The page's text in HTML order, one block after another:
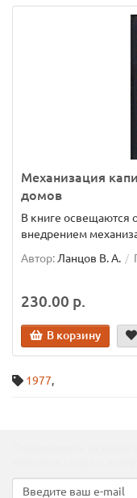
Механизация
домов
В книге освещаются
внедрением
Автор: Ланцов В. А.
230.00 р.
В корзину
1977,